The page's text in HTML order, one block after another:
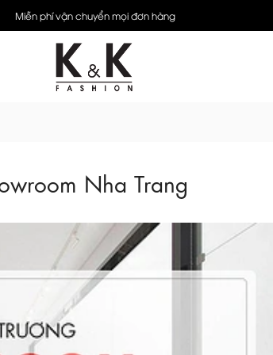
Miễn phí vận chuyển mọi đơn hàng
Nha Trang